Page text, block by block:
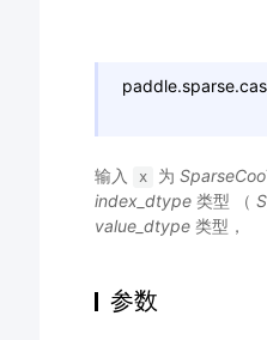
paddle.sparse.
输入 x 为
index_dtype 类型 （
value_dtype 类型，
参数